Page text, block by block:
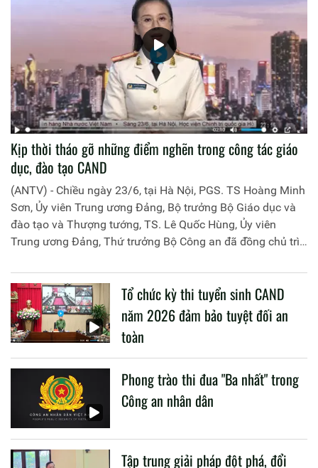
Kịp thời tháo gỡ những điểm nghẽn trong công tác giáo
dục, đào tạo CAND
(ANTV) - Chiều ngày 23/6, tại Hà Nội, PGS. TS Hoàng Minh
Sơn, Ủy viên Trung ương Đảng, Bộ trưởng Bộ Giáo dục và
đào tạo và Thượng tướng, TS. Lê Quốc Hùng, Ủy viên
Trung ương Đảng, Thứ trưởng Bộ Công an đã đồng chủ trì
liên quan đến công tác giáo dục và đào tạo của lực lượng
CAND.
Tổ chức kỳ thi tuyển sinh CAND
năm 2026 đảm bảo tuyệt đối an
toàn
Phong trào thi đua "Ba nhất" trong
Công an nhân dân
Tập trung giải pháp đột phá, đổi